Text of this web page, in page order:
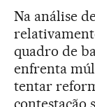
Na análise
quadro de
enfrenta
tentar
contestação